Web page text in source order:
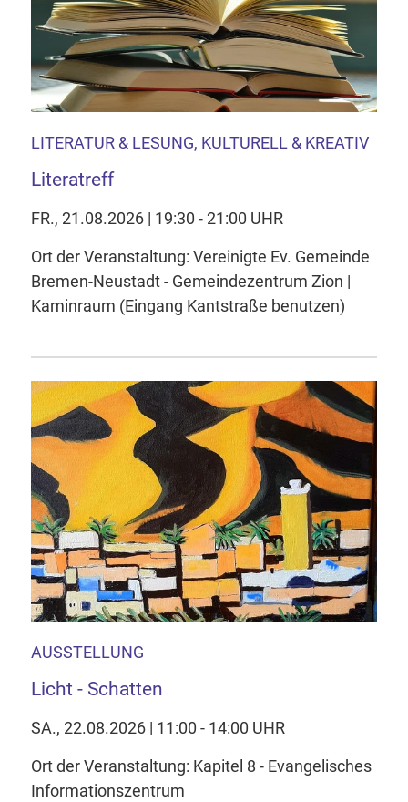
LITERATUR & LESUNG, KULTURELL & KREATIV
Literatreff
FR., 21.08.2026 | 19:30 - 21:00 UHR
Ort der Veranstaltung: Vereinigte Ev. Gemeinde
Bremen-Neustadt - Gemeindezentrum Zion |
Kaminraum (Eingang Kantstraße benutzen)
AUSSTELLUNG
Licht - Schatten
SA., 22.08.2026 | 11:00 - 14:00 UHR
Ort der Veranstaltung: Kapitel 8 - Evangelisches
Informationszentrum